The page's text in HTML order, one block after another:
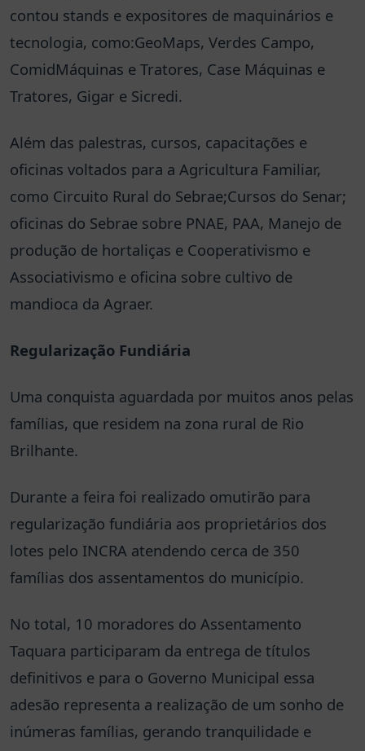
contou stands e expositores de maquinários e
tecnologia, como:GeoMaps, Verdes Campo,
ComidMáquinas e Tratores, Case Máquinas e
Tratores, Gigar e Sicredi.
Além das palestras, cursos, capacitações e
oficinas voltados para a Agricultura Familiar,
como Circuito Rural do Sebrae;Cursos do Senar;
oficinas do Sebrae sobre PNAE, PAA, Manejo de
produção de hortaliças e Cooperativismo e
Associativismo e oficina sobre cultivo de
mandioca da Agraer.
Regularização Fundiária
Uma conquista aguardada por muitos anos pelas
famílias, que residem na zona rural de Rio
Brilhante.
Durante a feira foi realizado omutirão para
regularização fundiária aos proprietários dos
lotes pelo INCRA atendendo cerca de 350
famílias dos assentamentos do município.
No total, 10 moradores do Assentamento
Taquara participaram da entrega de títulos
definitivos e para o Governo Municipal essa
adesão representa a realização de um sonho de
inúmeras famílias, gerando tranquilidade e